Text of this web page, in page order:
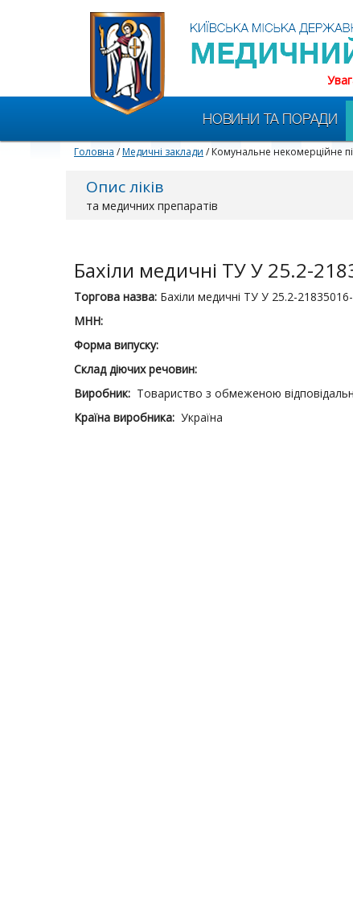
НОВИНИ ТА ПОРАДИ
Головна /Медичні заклади / Комунальне некомерційне
Опис ліків
та медичних препаратів
Бахіли медичні ТУ У 25.2-
Торгова назва: Бахіли медичні ТУ У 25.2-
МНН:
Форма випуску:
Склад діючих речовин:
Виробник: Товариство з обмеженою
Країна виробника: Україна